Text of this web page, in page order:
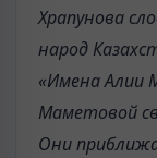
Храпунова
народ
«Имена Алии
Маметовой
Они